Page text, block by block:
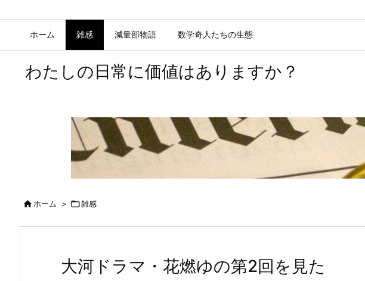
ホーム 雑感 減量部物語 数学奇人たちの生態
わたしの日常に価値はありますか？
ホーム > 雑感
大河ドラマ・花燃ゆの第2回を見た